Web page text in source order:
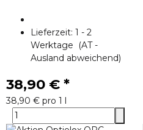
Lieferzeit: 1 - 2
Werktage
(AT -
Ausland abweichend)
38,90 € *
38,90 € pro 1 l